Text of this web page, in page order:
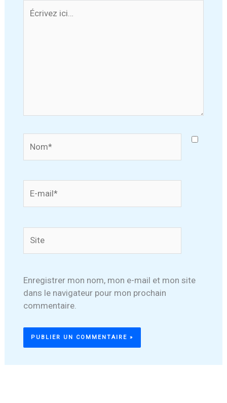
ici…
mail*
Enregistrer mon nom, mon e-mail et mon site
dans le navigateur pour mon prochain
commentaire.